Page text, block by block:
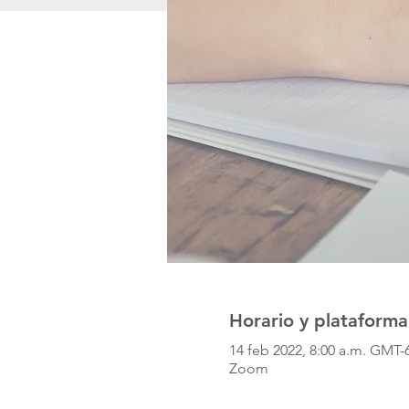
Horario y plataforma
14 feb 2022, 8:00 a.m. GMT-
Zoom